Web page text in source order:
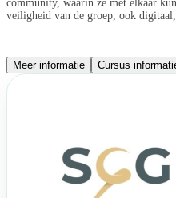
community, waarin ze met elkaar
veiligheid van de groep, ook
Meer informatie Cursus